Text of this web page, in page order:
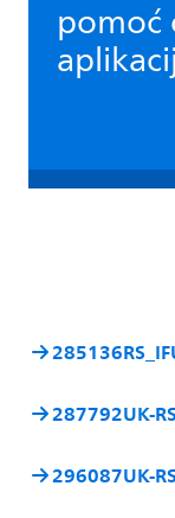
pomoć
287792UK-
296087UK-